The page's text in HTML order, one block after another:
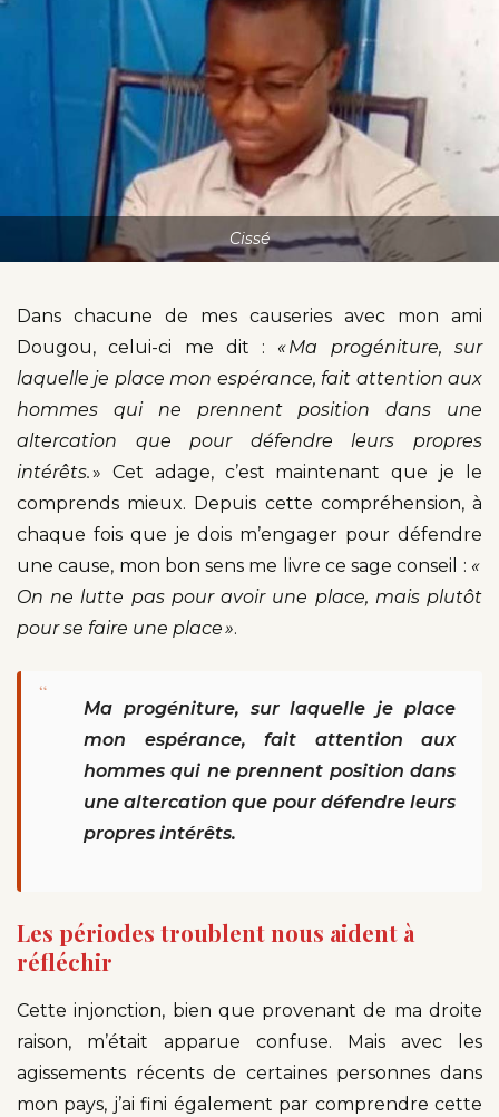
Cissé
Dans chacune de mes causeries avec mon ami
Dougou, celui-ci me dit : « Ma progéniture, sur
laquelle je place mon espérance, fait attention aux
hommes qui ne prennent position dans une
altercation que pour défendre leurs propres
intérêts.» Cet adage, c’est maintenant que je le
comprends mieux. Depuis cette compréhension, à
chaque fois que je dois m’engager pour défendre
une cause, mon bon sens me livre ce sage conseil : «
On ne lutte pas pour avoir une place, mais plutôt
pour se faire une place ».
“
Ma progéniture, sur laquelle je place
mon espérance, fait attention aux
hommes qui ne prennent position dans
une altercation que pour défendre leurs
propres intérêts.
Les périodes troublent nous aident à
réfléchir
Cette injonction, bien que provenant de ma droite
raison, m’était apparue confuse. Mais avec les
agissements récents de certaines personnes dans
mon pays, j’ai fini également par comprendre cette